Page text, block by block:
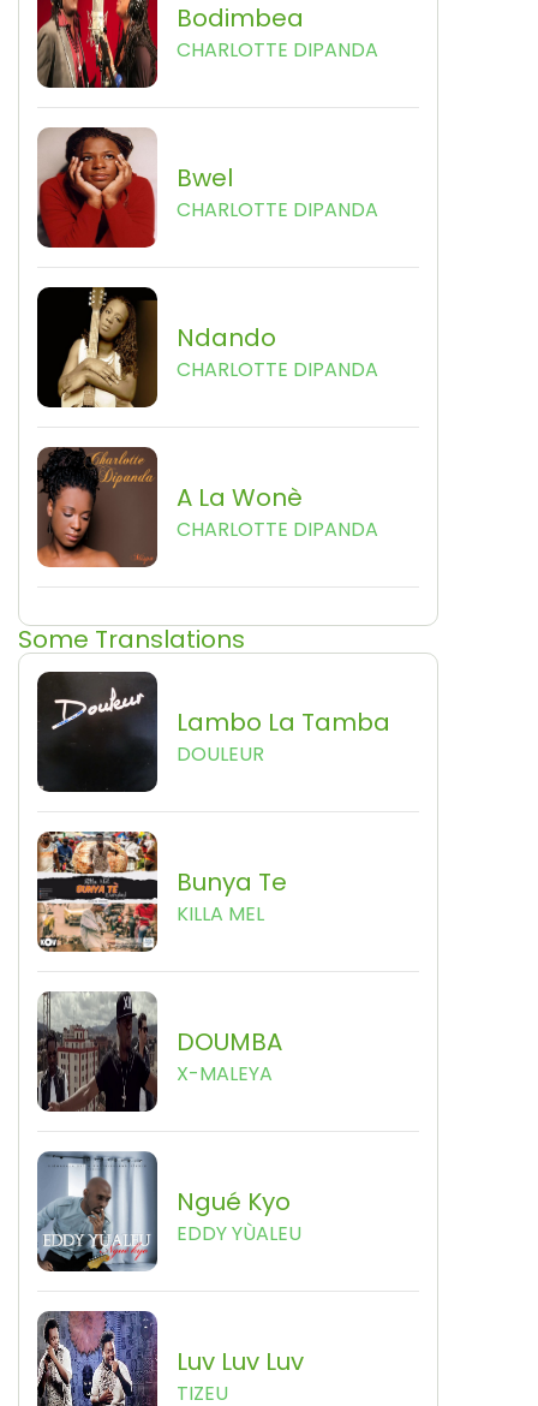
Bodimbea
CHARLOTTE DIPANDA
Bwel
CHARLOTTE DIPANDA
Ndando
CHARLOTTE DIPANDA
A La Wonè
CHARLOTTE DIPANDA
Some Translations
Lambo La Tamba
DOULEUR
Bunya Te
KILLA MEL
DOUMBA
X-MALEYA
Ngué Kyo
EDDY YÙALEU
Luv Luv Luv
TIZEU